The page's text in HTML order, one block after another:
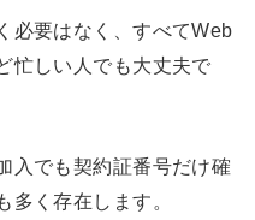
必要はなく、すべてWeb
忙しい人でも大丈夫で
入でも契約証番号だけ確
多く存在します。